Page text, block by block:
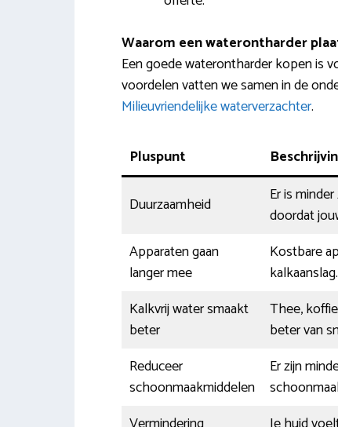
Waarom een waterontharder
Een goede waterontharder kopen is
voordelen vatten we samen in de
Milieuvriendelijke waterverzachter.
Pluspunt
Duurzaamheid
Er is
doordat
Apparaten gaan
langer mee
Kostbare
Kalkvrij water smaakt
beter
Thee,
beter van
Reduceer
schoonmaakmiddelen
Er zijn